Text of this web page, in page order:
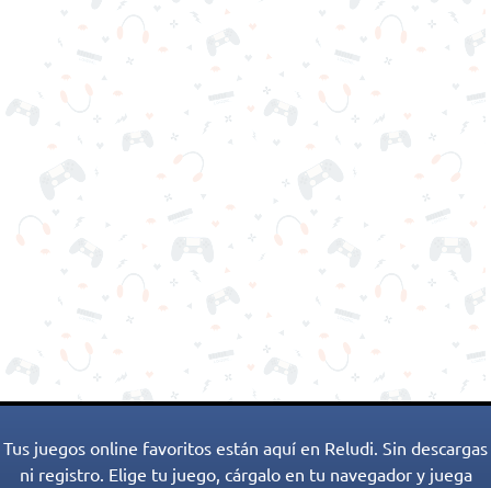
Tus juegos online favoritos están aquí en Reludi. Sin descargas
ni registro. Elige tu juego, cárgalo en tu navegador y juega